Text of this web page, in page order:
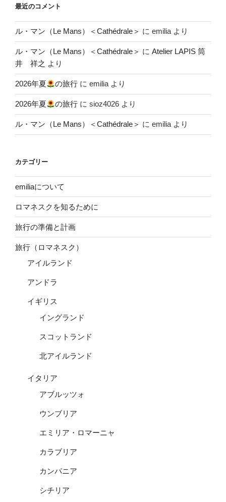
最近のコメント
ル・マン（Le Mans）＜Cathédrale＞ に emilia より
ル・マン（Le Mans）＜Cathédrale＞ に Atelier LAPIS 筒
井 祥之 より
2026年夏 の旅行 にemilia より
2026年夏 の旅行 にsioz4026 より
ル・マン（Le Mans）＜Cathédrale＞ に emilia より
カテゴリー
emiliaについて
ロマネスクを知るために
旅行の準備と計画
旅行（ロマネスク）
アイルランド
アンドラ
イギリス
イングランド
スコットランド
北アイルランド
イタリア
アブルッツォ
ウンブリア
エミリア・ロマーニャ
カラブリア
カンパニア
シチリア